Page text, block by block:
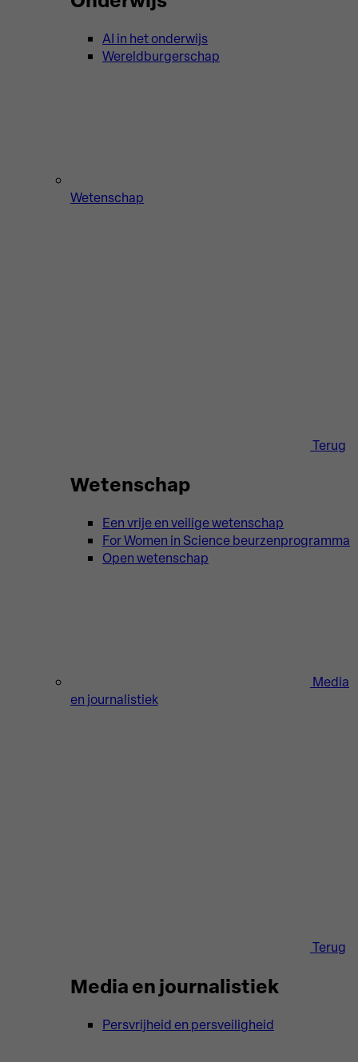
AI in het onderwijs
Wereldburgerschap
Wetenschap
Terug
Wetenschap
Een vrije en veilige wetenschap
For Women in Science beurzenprogramma
Open wetenschap
Media
en journalistiek
Terug
Media en journalistiek
Persvrijheid en persveiligheid